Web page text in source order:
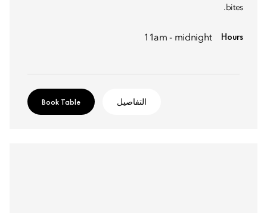
bites.
Hours
11am - midnight
التفاصيل Book Table